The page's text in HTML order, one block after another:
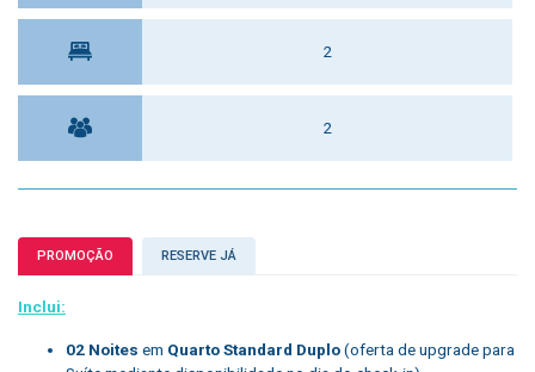
2
2
PROMOÇÃO RESERVE JÁ
Inclui:
02 Noites em Quarto Standard Duplo(oferta de upgrade para